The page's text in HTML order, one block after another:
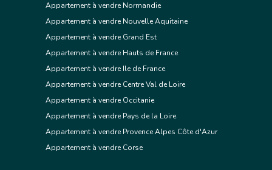
Appartement à vendre Normandie
Appartement à vendre Nouvelle Aquitaine
Appartement à vendre Grand Est
Appartement à vendre Hauts de France
Appartement à vendre Ile de France
Appartement à vendre Centre Val de Loire
Appartement à vendre Occitanie
Appartement à vendre Pays de la Loire
Appartement à vendre Provence Alpes Côte d'Azur
Appartement à vendre Corse